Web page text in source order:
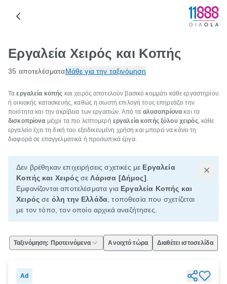
Εργαλεία Χειρός και Κοπής
35 αποτελέσματαΜάθε για την ταξινόμηση
Ταεργαλεία κοπής και χειρός αποτελούν βασικό κομμάτι κάθε εργαστηρίου
ή οικιακής κατασκευής, καθώς η σωστή επιλογή τους επηρεάζει την
ποιότητα και την ακρίβεια των εργασιών. Από τα αλυσοπρίονα και τα
δισκοπρίονα μέχρι τα πιο λεπτομερή εργαλεία κοπής ξύλου χειρός, κάθε
εργαλείο έχει τη δική του εξειδικευμένη χρήση και μπορεί να κάνει τη
διαφορά σε επαγγελματικά ή προσωπικά έργα.
Δεν βρέθηκαν επιχειρήσεις σχετικές με Εργαλεία
Κοπής και ΧειρόςσεΛάρισα [Δήμος]
Εμφανίζονται αποτελέσματα για Εργαλεία Κοπής και
Χειρός σε όλη την Ελλάδα , τοποθεσία που σχετίζεται
με τον τόπο, τον οποίο αρχικά αναζήτησες.
Ταξινόμηση: Προτεινόμενα Ανοιχτό τώρα Διαθέτει ιστοσελίδα
Ad